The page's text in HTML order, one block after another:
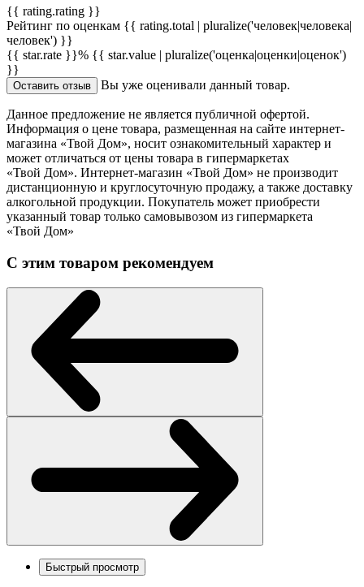
{{ rating.rating }}
Рейтинг по оценкам {{ rating.total | pluralize('человек|человека|
человек') }}
{{ star.rate }}% {{ star.value | pluralize('оценка|оценки|оценок')
}}
Оставить отзыв Вы уже оценивали данный товар.
Данное предложение не является публичной офертой.
Информация о цене товара, размещенная на сайте интернет-
магазина «Твой Дом», носит ознакомительный характер и
может отличаться от цены товара в гипермаркетах
«Твой Дом». Интернет-магазин «Твой Дом» не производит
дистанционную и круглосуточную продажу, а также доставку
алкогольной продукции. Покупатель может приобрести
указанный товар только самовывозом из гипермаркета
«Твой Дом»
С этим товаром рекомендуем
Быстрый просмотр